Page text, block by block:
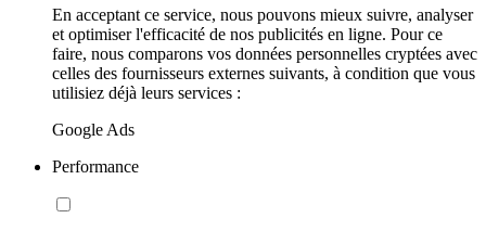
En acceptant ce service, nous pouvons mieux suivre, analyser
et optimiser l'efficacité de nos publicités en ligne. Pour ce
faire, nous comparons vos données personnelles cryptées avec
celles des fournisseurs externes suivants, à condition que vous
utilisiez déjà leurs services :
Google Ads
Performance